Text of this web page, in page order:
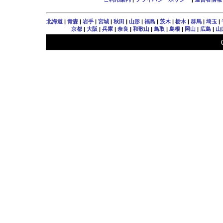
北海道 | 青森 | 岩手 | 宮城 | 秋田 | 山形 | 福島 | 茨木 | 栃木 | 群馬 | 埼玉 |
京都| 大阪 | 兵庫| 奈良 | 和歌山| 鳥取 | 島根| 岡山| 広島| 山